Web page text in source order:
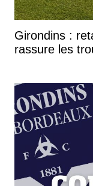
Girondins :
rassure les